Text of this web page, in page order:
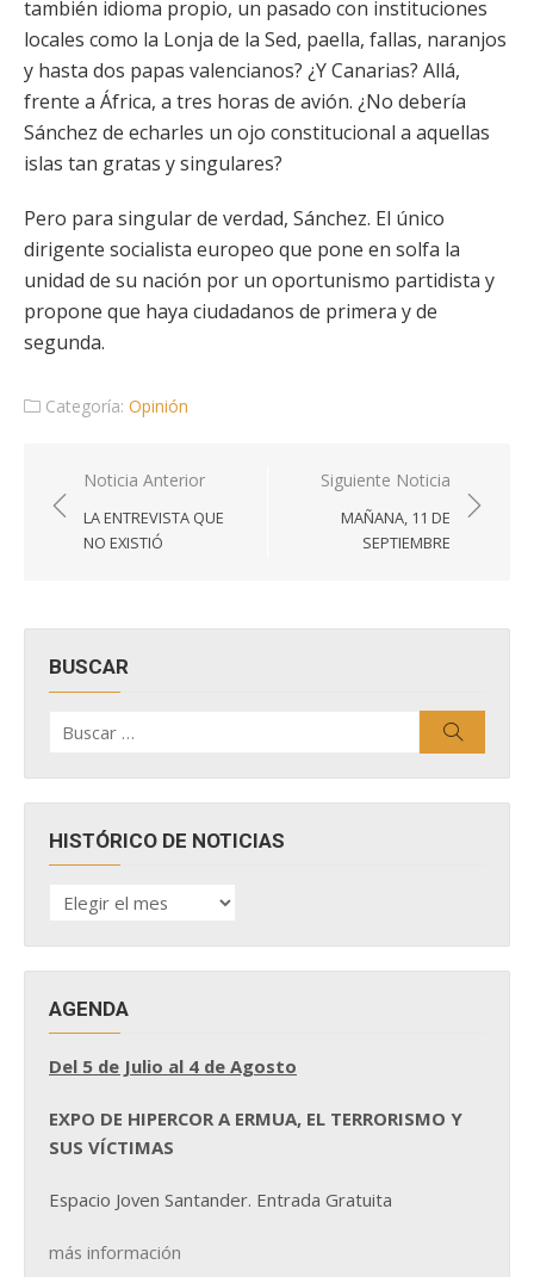
también idioma propio, un pasado con instituciones
locales como la Lonja de la Sed, paella, fallas, naranjos
y hasta dos papas valencianos? ¿Y Canarias? Allá,
frente a África, a tres horas de avión. ¿No debería
Sánchez de echarles un ojo constitucional a aquellas
islas tan gratas y singulares?
Pero para singular de verdad, Sánchez. El único
dirigente socialista europeo que pone en solfa la
unidad de su nación por un oportunismo partidista y
propone que haya ciudadanos de primera y de
segunda.
Categoría: Opinión
Navegación
de
entradas
Noticia Anterior
LA ENTREVISTA QUE
NO EXISTIÓ
Siguiente Noticia
MAÑANA, 11 DE
SEPTIEMBRE
BUSCAR
por:
HISTÓRICO DE NOTICIAS
HISTÓRICO
DE
AGENDA
Del 5 de Julio al 4 de Agosto
EXPO DE HIPERCOR A ERMUA, EL TERRORISMO Y
SUS VÍCTIMAS
Espacio Joven Santander. Entrada Gratuita
más información